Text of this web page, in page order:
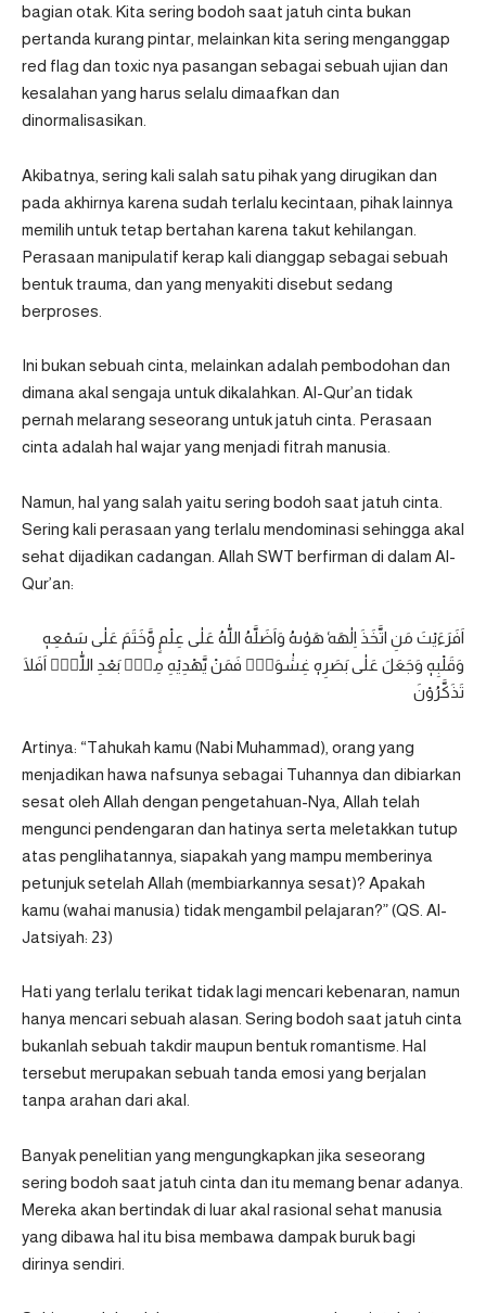
bagian otak. Kita sering bodoh saat jatuh cinta bukan
pertanda kurang pintar, melainkan kita sering menganggap
red flag dan toxic nya pasangan sebagai sebuah ujian dan
kesalahan yang harus selalu dimaafkan dan
dinormalisasikan.
Akibatnya, sering kali salah satu pihak yang dirugikan dan
pada akhirnya karena sudah terlalu kecintaan, pihak lainnya
memilih untuk tetap bertahan karena takut kehilangan.
Perasaan manipulatif kerap kali dianggap sebagai sebuah
bentuk trauma, dan yang menyakiti disebut sedang
berproses.
Ini bukan sebuah cinta, melainkan adalah pembodohan dan
dimana akal sengaja untuk dikalahkan. Al-Qur’an tidak
pernah melarang seseorang untuk jatuh cinta. Perasaan
cinta adalah hal wajar yang menjadi fitrah manusia.
Namun, hal yang salah yaitu sering bodoh saat jatuh cinta.
Sering kali perasaan yang terlalu mendominasi sehingga akal
sehat dijadikan cadangan. Allah SWT berfirman di dalam Al-
Qur’an:
اَفَرَءَيْتَ مَنِ اتَّخَذَ اِلٰهَهٗ هَوٰىهُ وَاَضَلَّهُ اللّٰهُ عَلٰى عِلْمٍ وَّخَتَمَ عَلٰى سَمْعِهٖ
وَقَلْبِهٖ وَجَعَلَ عَلٰى بَصَرِهٖ غِشٰوَةًۗ فَمَنْ يَّهْدِيْهِ مِنْۢ بَعْدِ اللّٰهِۗ اَفَلَا
تَذَكَّرُوْنَ
Artinya: “Tahukah kamu (Nabi Muhammad), orang yang
menjadikan hawa nafsunya sebagai Tuhannya dan dibiarkan
sesat oleh Allah dengan pengetahuan-Nya, Allah telah
mengunci pendengaran dan hatinya serta meletakkan tutup
atas penglihatannya, siapakah yang mampu memberinya
petunjuk setelah Allah (membiarkannya sesat)? Apakah
kamu (wahai manusia) tidak mengambil pelajaran?”(QS. Al-
Jatsiyah: 23)
Hati yang terlalu terikat tidak lagi mencari kebenaran, namun
hanya mencari sebuah alasan. Sering bodoh saat jatuh cinta
bukanlah sebuah takdir maupun bentuk romantisme. Hal
tersebut merupakan sebuah tanda emosi yang berjalan
tanpa arahan dari akal.
Banyak penelitian yang mengungkapkan jika seseorang
sering bodoh saat jatuh cinta dan itu memang benar adanya.
Mereka akan bertindak di luar akal rasional sehat manusia
yang dibawa hal itu bisa membawa dampak buruk bagi
dirinya sendiri.